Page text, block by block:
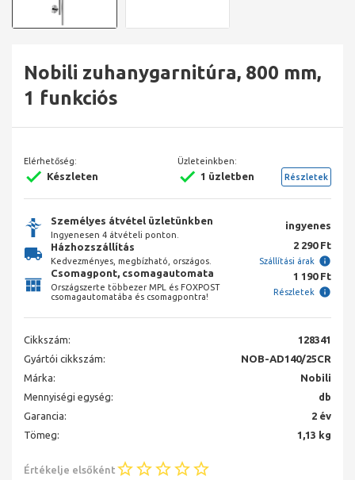
Nobili zuhanygarnitúra, 800 mm,
1 funkciós
Elérhetőség:
Készleten
Üzleteinkben:
1 üzletben Részletek
Személyes átvétel üzletünkben
Ingyenesen 4 átvételi ponton.
ingyenes
Házhozszállítás
Kedvezményes, megbízható, országos.
2 290 Ft
Szállítási árak
Csomagpont, csomagautomata
Országszerte többezer MPL és FOXPOST
csomagautomatába és csomagpontra!
1 190 Ft
Részletek
Cikkszám:
128341
Gyártói cikkszám:
NOB-AD140/25CR
Márka:
Nobili
Mennyiségi egység:
db
Garancia:
2 év
Tömeg:
1,13 kg
Értékelje elsőként